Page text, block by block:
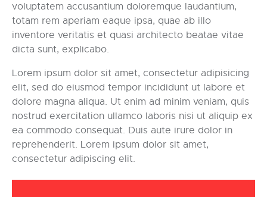
voluptatem accusantium doloremque laudantium,
totam rem aperiam eaque ipsa, quae ab illo
inventore veritatis et quasi architecto beatae vitae
dicta sunt, explicabo.
Lorem ipsum dolor sit amet, consectetur adipisicing
elit, sed do eiusmod tempor incididunt ut labore et
dolore magna aliqua. Ut enim ad minim veniam, quis
nostrud exercitation ullamco laboris nisi ut aliquip ex
ea commodo consequat. Duis aute irure dolor in
reprehenderit. Lorem ipsum dolor sit amet,
consectetur adipiscing elit.